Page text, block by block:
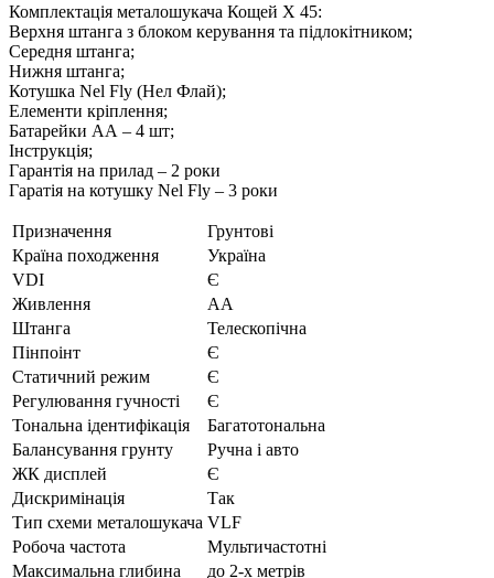
Комплектація металошукача Кощей Х 45:
Верхня штанга з блоком керування та підлокітником;
Середня штанга;
Нижня штанга;
Котушка Nel Fly (Нел Флай);
Елементи кріплення;
Батарейки АА – 4 шт;
Інструкція;
Гарантія на прилад – 2 роки
Гаратія на котушку Nel Fly – 3 роки
Призначення
Грунтові
Країна походження
Україна
VDI
Є
Живлення
АА
Штанга
Телескопічна
Пінпоінт
Є
Статичний режим
Є
Регулювання гучності
Є
Тональна ідентифікація
Багатотональна
Балансування грунту
Ручна і авто
ЖК дисплей
Є
Дискримінація
Так
Тип схеми металошукача VLF
Робоча частота
Мультичастотні
Максимальна глибина
до 2-х метрів